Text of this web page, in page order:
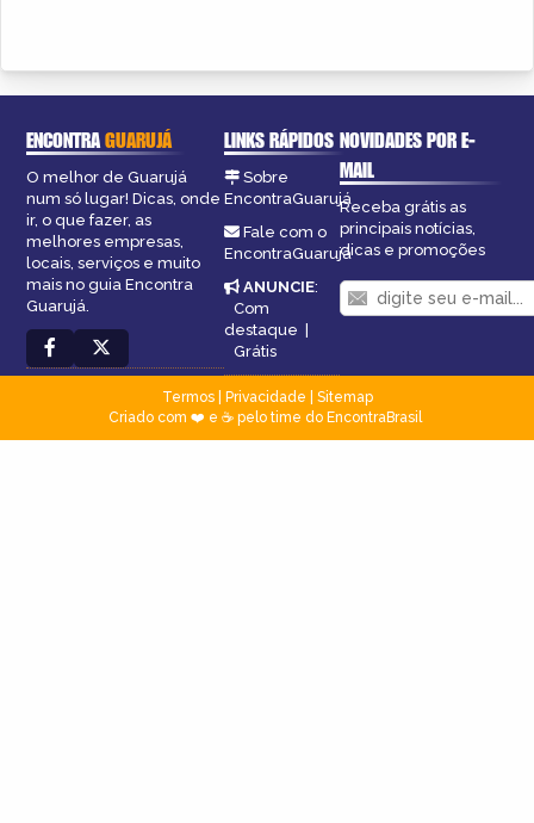
ENCONTRAGUARUJÁ
O melhor de Guarujá
num só lugar! Dicas, onde
ir, o que fazer, as
melhores empresas,
locais, serviços e muito
mais no guia Encontra
Guarujá.
LINKS RÁPIDOS
Sobre
EncontraGuarujá
Fale com o
EncontraGuarujá
ANUNCIE:
Com
destaque |
Grátis
NOVIDADES POR E-
MAIL
Receba grátis as
principais notícias,
dicas e promoções
Termos| Privacidade
Sitemap
Criado com ❤️ e ☕ pelo time do EncontraBrasil